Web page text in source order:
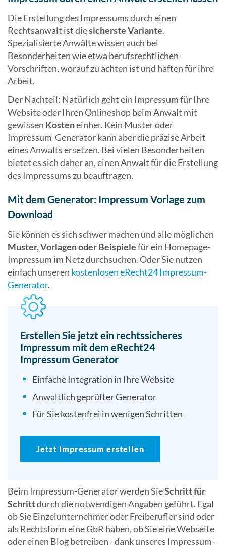
Die Erstellung des Impressums durch einen
Rechtsanwalt ist diesicherste Variante.
Spezialisierte Anwälte wissen auch bei
Besonderheiten wie etwa berufsrechtlichen
Vorschriften, worauf zu achten ist und haften für ihre
Arbeit.
Der Nachteil: Natürlich geht ein Impressum für Ihre
Website oder Ihren Onlineshop beim Anwalt mit
gewissen Kosteneinher. Kein Muster oder
Impressum-Generator kann aber die präzise Arbeit
eines Anwalts ersetzen. Bei vielen Besonderheiten
bietet es sich daher an, einen Anwalt für die Erstellung
des Impressums zu beauftragen.
Mit dem Generator: Impressum Vorlage zum
Download
Sie können es sich schwer machen und alle möglichen
Muster, Vorlagen oder Beispielefür ein Homepage-
Impressum im Netz durchsuchen. Oder Sie nutzen
einfach unseren kostenlosen eRecht24 Impressum-
Generator.
Erstellen Sie jetzt ein rechtssicheres
Impressum mit dem eRecht24
Impressum Generator
Einfache Integration in Ihre Website
Anwaltlich geprüfter Generator
Für Sie kostenfrei in wenigen Schritten
Jetzt Impressum erstellen
Beim Impressum-Generator werden SieSchritt für
Schrittdurch die notwendigen Angaben geführt. Egal
ob Sie Einzelunternehmer oder Freiberufler sind oder
als Rechtsform eine GbR haben, ob Sie eine Webseite
oder einen Blog betreiben - dank unseres Impressum-